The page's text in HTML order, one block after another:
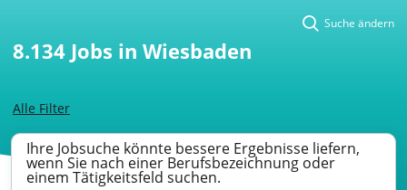
Alle Filter
Suche ändern
8.134 Jobs in Wiesbaden
Ihre Jobsuche könnte bessere Ergebnisse liefern,
wenn Sie nach einer Berufsbezeichnung oder
einem Tätigkeitsfeld suchen.